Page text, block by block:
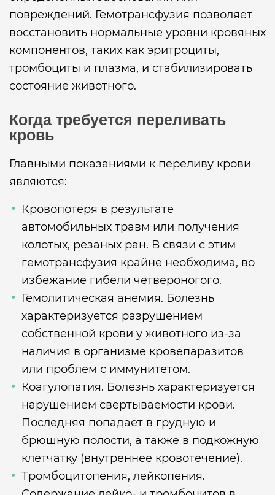
повреждений. Гемотрансфузия позволяет
восстановить нормальные уровни кровяных
компонентов, таких как эритроциты,
тромбоциты и плазма, и стабилизировать
состояние животного.
Когда требуется переливать
кровь
Главными показаниями к переливу крови
являются:
Кровопотеря в результате
автомобильных травм или получения
колотых, резаных ран. В связи с этим
гемотрансфузия крайне необходима, во
избежание гибели четвероногого.
Гемолитическая анемия. Болезнь
характеризуется разрушением
собственной крови у животного из-за
наличия в организме кровепаразитов
или проблем с иммунитетом.
Коагулопатия. Болезнь характеризуется
нарушением свёртываемости крови.
Последняя попадает в грудную и
брюшную полости, а также в подкожную
клетчатку (внутреннее кровотечение).
Тромбоцитопения, лейкопения.